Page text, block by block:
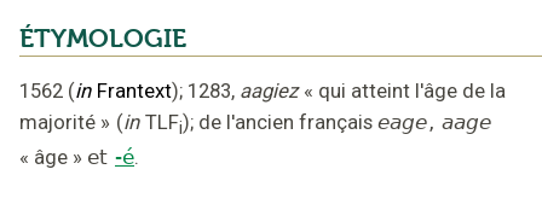
ÉTYMOLOGIE
1562 (in Frantext); 1283, aagiez « qui atteint l'âge de la
majorité » (in TLFi); de l'ancien français eage, aage
« âge » et -é.